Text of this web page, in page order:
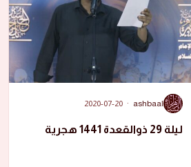
A
ashbaal
·
2020-07-20
ليلة 29 ذوالقعدة 1441 هجرية